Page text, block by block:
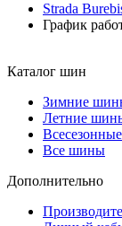
Strada
График
Каталог шин
Зимние
Летние
Все шины
Дополнительно